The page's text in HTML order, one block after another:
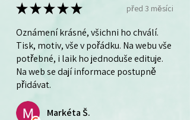
★★★★★ před 3 měsíci
Oznámení krásné, všichni ho chválí.
Tisk, motiv, vše v pořádku. Na webu vše
potřebné, i laik ho jednoduše edituje.
Na web se dají informace postupně
přidávat.
Markéta Š.